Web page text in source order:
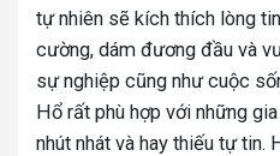
tự nhiên sẽ kích thích lòng
cường, dám đương đầu và
sự nghiệp cũng như cuộc
Hổ rất phù hợp với những
nhút nhát và hay thiếu tự tin.